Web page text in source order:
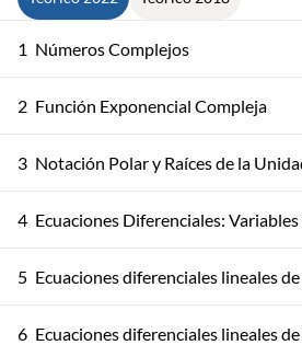
1 Números Complejos
2 Función Exponencial Compleja
3 Notación Polar y Raíces de la
4 Ecuaciones Diferenciales:
5 Ecuaciones diferenciales lineales
6 Ecuaciones diferenciales lineales